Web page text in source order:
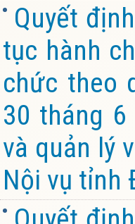
Quyết
tục hành
chức theo
30 tháng 6
và quản lý
Nội vụ tỉnh